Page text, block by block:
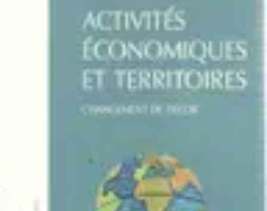
Destinations
TendancesComparatifs
Destination Exotique